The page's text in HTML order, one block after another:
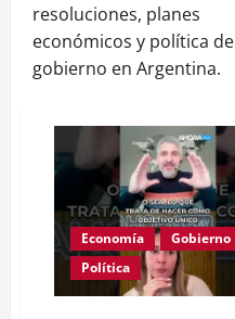
resoluciones, planes
económicos y política de
gobierno en Argentina.
Economía
Gobierno
Política